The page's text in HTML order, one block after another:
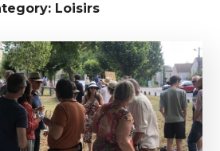
Loisirs